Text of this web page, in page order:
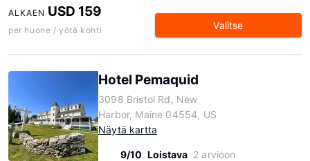
ALKAEN USD 159
per huone / yötä kohti Valitse
Hotel Pemaquid
3098 Bristol Rd, New
Harbor, Maine 04554, US
Näytä kartta
9/10 Loistava 2 arvioon